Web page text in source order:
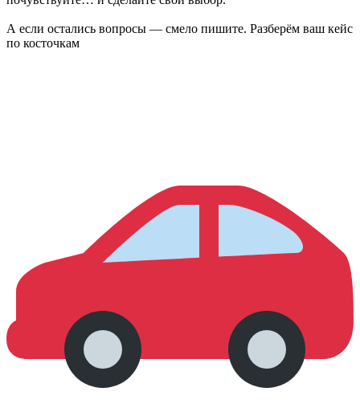
А если остались вопросы — смело пишите. Разберём ваш кейс
по косточкам